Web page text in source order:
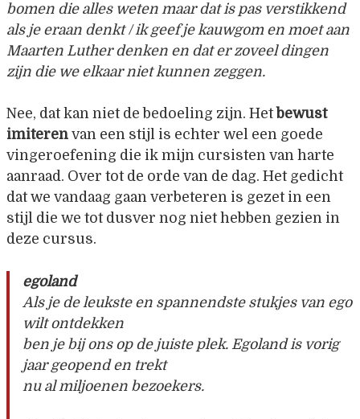
bomen die alles weten maar dat is pas verstikkend
als je eraan denkt / ik geef je kauwgom en moet aan
Maarten Luther denken en dat er zoveel dingen
zijn die we elkaar niet kunnen zeggen.
Nee, dat kan niet de bedoeling zijn. Het bewust
imiteren van een stijl is echter wel een goede
vingeroefening die ik mijn cursisten van harte
aanraad. Over tot de orde van de dag. Het gedicht
dat we vandaag gaan verbeteren is gezet in een
stijl die we tot dusver nog niet hebben gezien in
deze cursus.
egoland
Als je de leukste en spannendste stukjes van ego
wilt ontdekken
ben je bij ons op de juiste plek. Egoland is vorig
jaar geopend en trekt
nu al miljoenen bezoekers.